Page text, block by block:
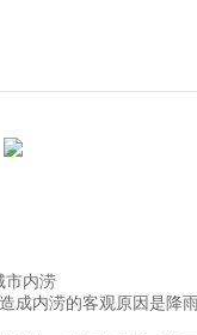
内涝的客观原因是降